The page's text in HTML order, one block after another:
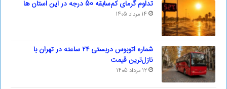
تداوم گرمای کم‌سابقه 50 درجه در این استان ها
14 مرداد 1405
شماره اتوبوس دربستی ۲۴ ساعته در تهران با
نازل‌ترین قیمت
12 مرداد 1405